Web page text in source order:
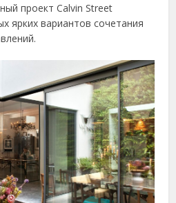
проект Calvin Street
ярких вариантов сочетания